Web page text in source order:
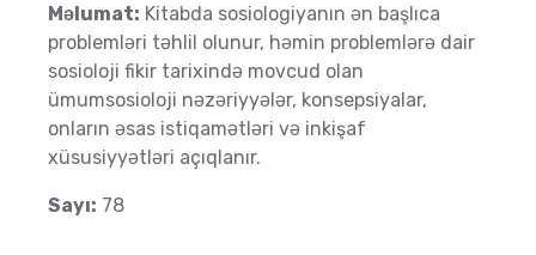
Məlumat: Kitabda sosiologiyanın ən başlıca
problemləri təhlil olunur, həmin problemlərə dair
sosioloji fikir tarixində movcud olan
ümumsosioloji nəzəriyyələr, konsepsiyalar,
onların əsas istiqamətləri və inkişaf
xüsusiyyətləri açıqlanır.
Sayı: 78